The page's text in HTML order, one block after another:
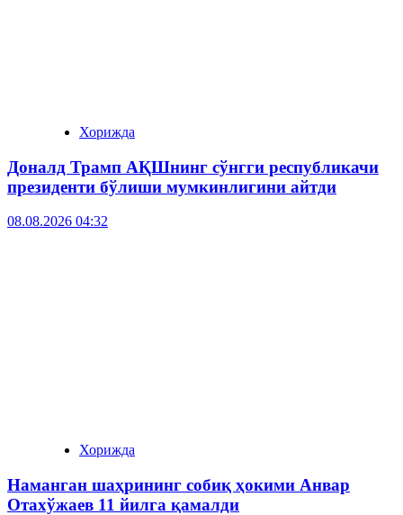
Хорижда
Доналд Трамп АҚШнинг сўнгги республикачи
президенти бўлиши мумкинлигини айтди
08.08.2026 04:32
Хорижда
Наманган шаҳрининг собиқ ҳокими Анвар
Отахўжаев 11 йилга қамалди